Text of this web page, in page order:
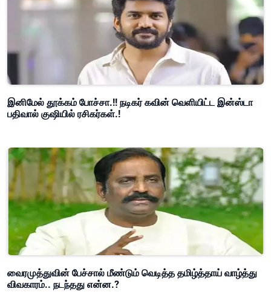
இனிமேல் தூக்கம் போச்சா.!! நடிகர் கவின் வெளியிட்ட இன்ஸ்டா
பதிவால் குஷியில் ரசிகர்கள்.!
வைரமுத்துவின் பேச்சால் மீண்டும் வெடித்த தமிழ்த்தாய் வாழ்த்து
விவகாரம்.. நடந்தது என்ன.?